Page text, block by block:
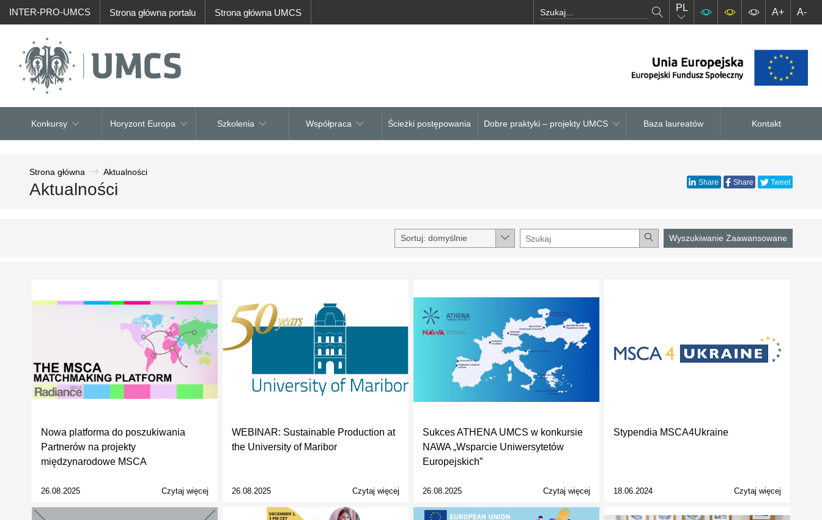
INTER-PRO-UMCS Strona główna portalu Strona główna UMCS PL A+ A-
Konkursy Horyzont Europa Szkolenia Współpraca Ścieżki postępowania Dobre praktyki – projekty UMCS Baza laureatów Kontakt
Strona główna Aktualności
Aktualności Share Share Tweet
Wyszukiwanie Zaawansowane
Nowa platforma do poszukiwania
Partnerów na projekty
międzynarodowe MSCA
26.08.2025 Czytaj więcej
WEBINAR: Sustainable Production at
the University of Maribor
26.08.2025 Czytaj więcej
Sukces ATHENA UMCS w konkursie
NAWA „Wsparcie Uniwersytetów
Europejskich”
26.08.2025 Czytaj więcej
Stypendia MSCA4Ukraine
18.06.2024 Czytaj więcej